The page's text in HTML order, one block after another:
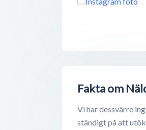
Fakta om
Vi har dessvärre
ständigt på att